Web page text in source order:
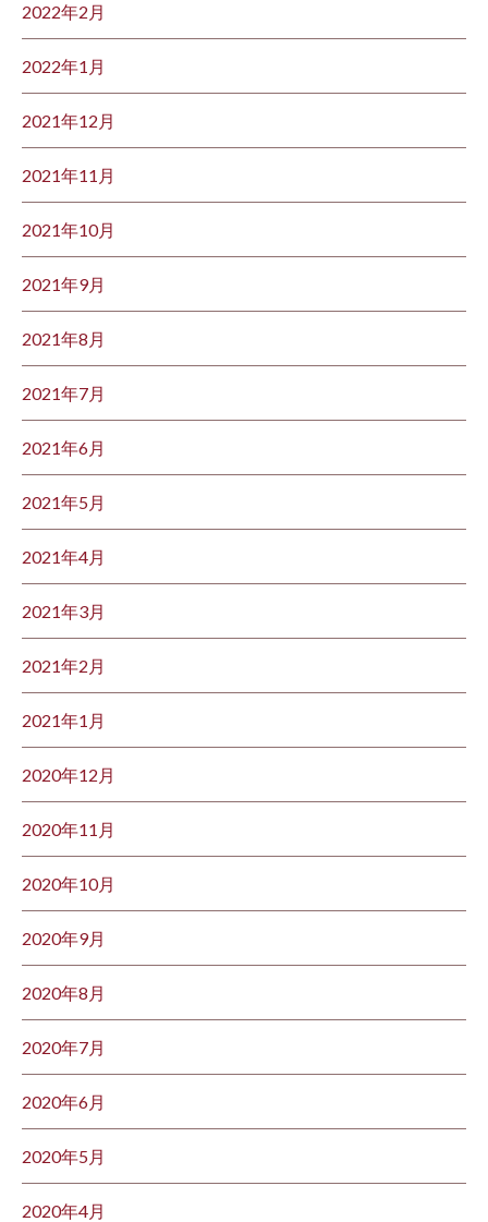
2022年2月
2022年1月
2021年12月
2021年11月
2021年10月
2021年9月
2021年8月
2021年7月
2021年6月
2021年5月
2021年4月
2021年3月
2021年2月
2021年1月
2020年12月
2020年11月
2020年10月
2020年9月
2020年8月
2020年7月
2020年6月
2020年5月
2020年4月